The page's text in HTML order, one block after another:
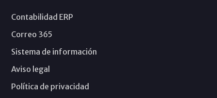
Contabilidad ERP
Correo 365
Sistema de información
Aviso legal
Política de privacidad